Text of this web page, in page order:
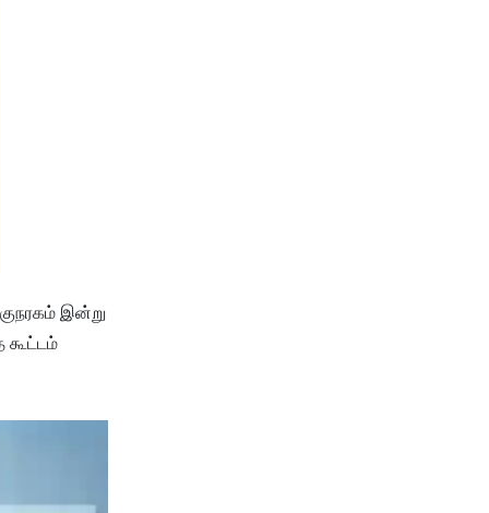
இன்று
கூட்டம்